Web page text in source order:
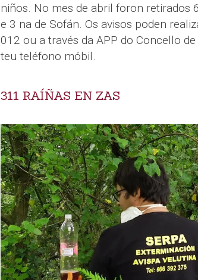
niños. No mes de abril foron retirados
e 3 na de Sofán. Os avisos poden
012 ou a través da APP do Concello
teu teléfono móbil.
311 RAÍÑAS EN ZAS